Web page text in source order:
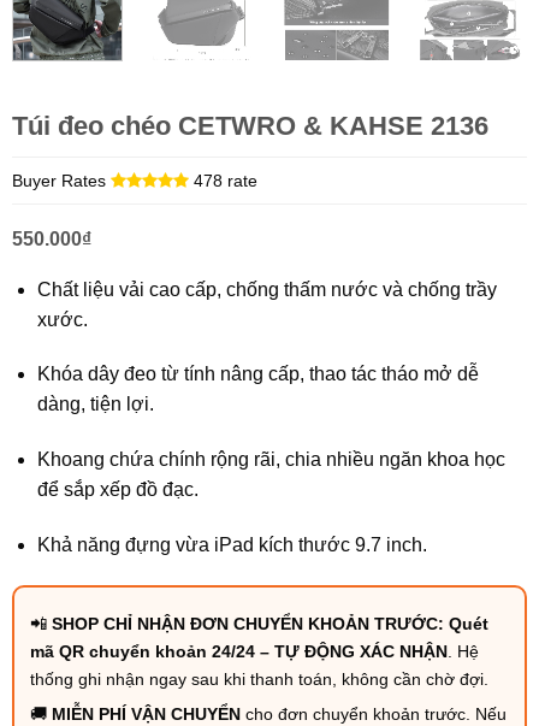
Túi đeo chéo CETWRO & KAHSE 2136
Buyer Rates 478 rate
550.000₫
Chất liệu vải cao cấp, chống thấm nước và chống trầy
xước.
Khóa dây đeo từ tính nâng cấp, thao tác tháo mở dễ
dàng, tiện lợi.
Khoang chứa chính rộng rãi, chia nhiều ngăn khoa học
để sắp xếp đồ đạc.
Khả năng đựng vừa iPad kích thước 9.7 inch.
📲SHOP CHỈ NHẬN ĐƠN CHUYỂN KHOẢN TRƯỚC: Quét
mã QR chuyển khoản 24/24 – TỰ ĐỘNG XÁC NHẬN. Hệ
thống ghi nhận ngay sau khi thanh toán, không cần chờ đợi.
🚚 MIỄN PHÍ VẬN CHUYỂN cho đơn chuyển khoản trước. Nếu